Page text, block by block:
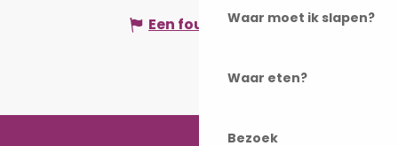
Waar moet ik slapen?
Waar eten?
Bezoek
Een fout melden